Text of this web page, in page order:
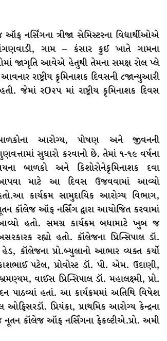
નર્સિંગના ત્રીજા સેમિસ્ટરના વિદ્યાર્થીઓએ
આંગણવાડી, ગામ – કંસાર કુઈ ખાતે ગામના
જાગૃતિ આવેએ હેતુથી તેમના સમક્ષ રોલ પ્લે
રાષ્ટ્રીય કૃમિનાશક દિવસની ૮જાન્યુઆરી
જેમાં રO૨પ માં રાષ્ટ્રીય કૃમિનાશક દિવસ
આરોગ્ય, પોષણ અને જીવનની
સુધારો કરવાનો છે. તેમાં ૧-૧૯ વર્ષના
બાળકો અને કિશોરોનેકૃમિનાશક દવા
માટે આ દિવસ ઉજવવામાં આવ્યો
કાર્યક્રમ સામુદાયિક આરોગ્ય વિભાગ,
કૉલેજ ઑફ નર્સિંગ દ્વારા આયોજિત કરવામાં
હતો. સમગ્ર કાર્યક્રમ બધામાટે ખુબ જ
રહ્યો હતો. કૉલેજના પ્રિન્સિપાલ ડૉ.
કૉલેજના પ્રો.બ્યુલાનો આભાર વ્યક્ત કર્યો
પટેલ, પ્રોવોસ્ટ ડૉ. પી. એમ. ઉદાણી,
વાઈસ પ્રિન્સિપાલ ડૉ. મહાલક્ષ્મી, પ્રો.
પાઠવ્યાં હતાં. આ કાર્યક્રમમાં અતિથિ વિષેશ
પ્રિયંકા, પ્રાથમિક આરોગ્ય કેન્દ્રના
કૉલેજ ઑફ નર્સિંગના ફેકલ્ટીએ.પ્રો. અમી